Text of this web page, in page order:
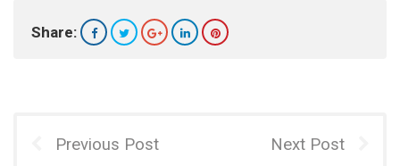
Share:
Previous Post Next Post